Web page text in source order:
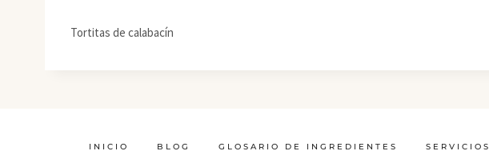
Tortitas de calabacín
INICIO BLOG GLOSARIO DE INGREDIENTES SERVICIOS